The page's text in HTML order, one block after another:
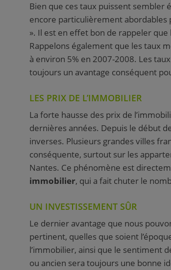
Bien que ces taux puissent sembler
encore particulièrement abordables
». Il est en effet bon de rappeler
Rappelons également que les taux
à environ 5% en 2007-2008. Les
toujours un avantage conséquent
LES PRIX DE L’IMMOBILIER
La forte hausse des prix de
dernières années. Depuis le début
inverses. Plusieurs grandes villes
conséquente, surtout sur les
Nantes. Ce phénomène est
immobilier, qui a fait chuter le
UN INVESTISSEMENT SÛR
Le dernier avantage que nous
pertinent, quelles que soient
l’immobilier, ainsi que le sentiment
ou ancien sera toujours une bonne